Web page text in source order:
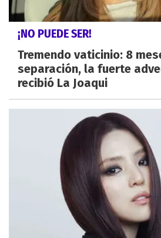
¡NO PUEDE SER!
Tremendo vaticinio: 8
separación, la fuerte
recibió La Joaqui